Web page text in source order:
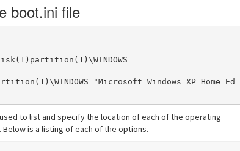
boot.ini file
Windows XP Home Ed
to list and specify the location of each of the operating
is a listing of each of the options.